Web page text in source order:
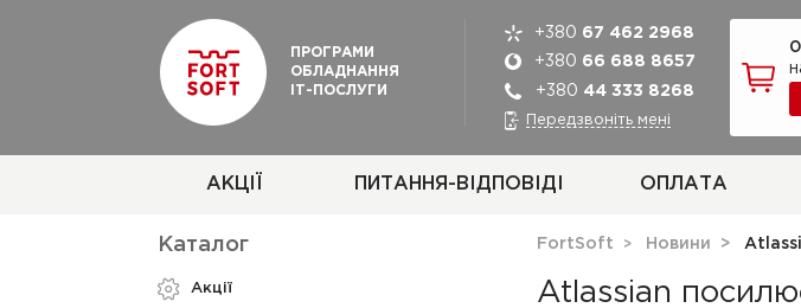
ПРОГРАМИ
ОБЛАДНАННЯ
ІТ-ПОСЛУГИ
АКЦІЇ ПИТАННЯ-ВІДПОВІДІ ОПЛАТА
+380 67 462 2968
+380 66 688 8657
+380 44 333 8268
Передзвоніть мені
Каталог
Акції
FortSoft Новини
Atlassian